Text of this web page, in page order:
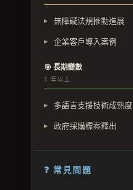
無障礙法規推動進展
企業客戶導入案例
🎯 長期變數
1 年以上
多語言支援技術成熟度
政府採購標案釋出
❓ 常見問題